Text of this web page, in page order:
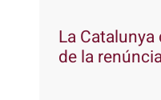
La
de la